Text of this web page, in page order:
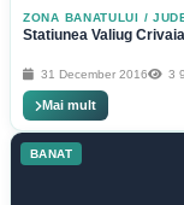
ZONA BANATULUI /
Statiunea Valiug
31 December 2016 3
Mai mult
BANAT